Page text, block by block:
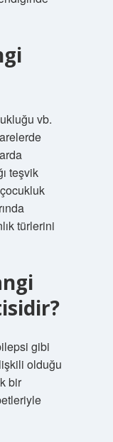
vb.
teşvik
türlerini
gibi
olduğu
bir